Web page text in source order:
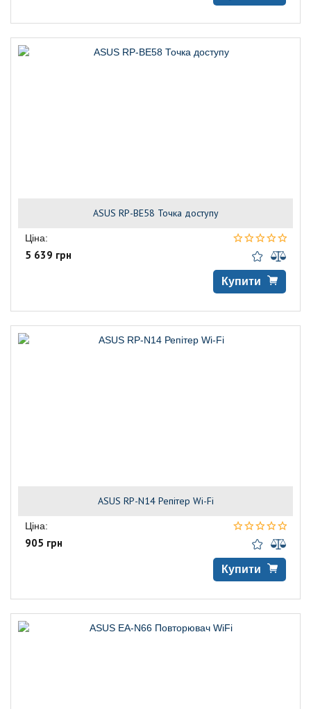
ASUS RP-BE58 Точка доступу
Ціна:
5 639 грн
Купити
ASUS RP-N14 Репітер Wi-Fi
Ціна:
905 грн
Купити